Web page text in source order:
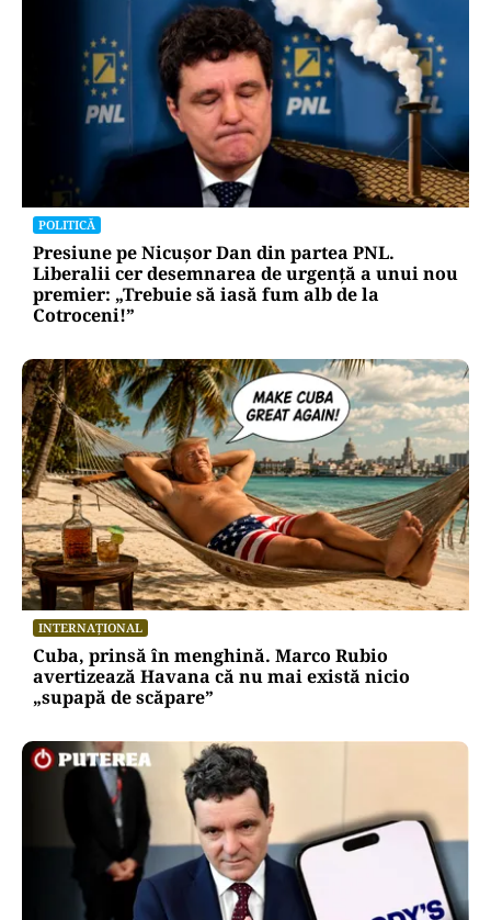
POLITICĂ
Presiune pe Nicușor Dan din partea PNL.
Liberalii cer desemnarea de urgență a unui nou
premier: „Trebuie să iasă fum alb de la
Cotroceni!”
INTERNAȚIONAL
Cuba, prinsă în menghină. Marco Rubio
avertizează Havana că nu mai există nicio
„supapă de scăpare”